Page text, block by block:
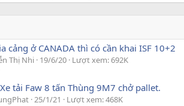
cảng ở CANADA thì có cần khai ISF 10+2
Thị Nhi 19/6/20 Lượt xem: 692K
tải Faw 8 tấn Thùng 9M7 chở pallet.
25/1/21
Lượt xem: 468K